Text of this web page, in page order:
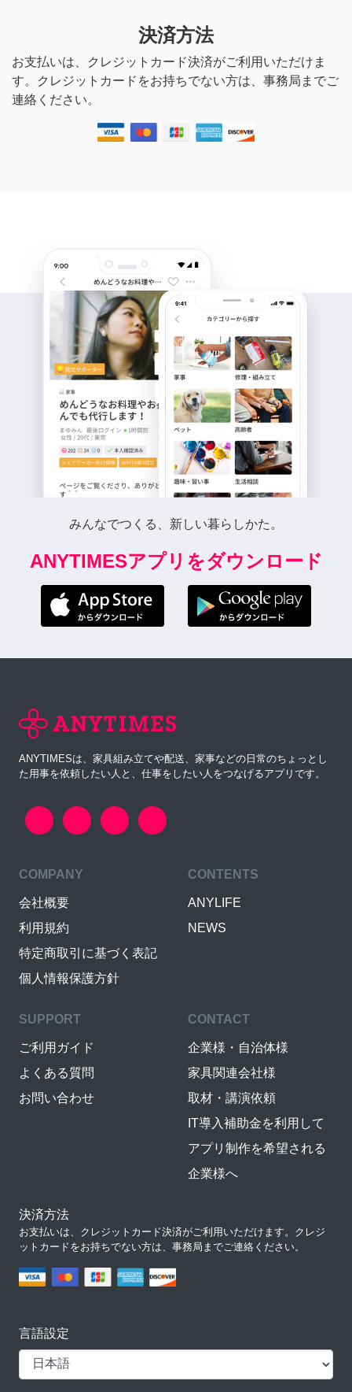
決済方法
お支払いは、クレジットカード決済がご利用いただけま
す。クレジットカードをお持ちでない方は、事務局までご
連絡ください。
みんなでつくる、新しい暮らしかた。
ANYTIMESアプリをダウンロード
ANYTIMESは、家具組み立てや配送、家事などの日常のちょっとし
た用事を依頼したい人と、仕事をしたい人をつなげるアプリです。
COMPANY
会社概要
利用規約
特定商取引に基づく表記
個人情報保護方針
CONTENTS
ANYLIFE
NEWS
SUPPORT
ご利用ガイド
よくある質問
お問い合わせ
CONTACT
企業様・自治体様
家具関連会社様
取材・講演依頼
IT導入補助金を利用して
アプリ制作を希望される
企業様へ
決済方法
お支払いは、クレジットカード決済がご利用いただけます。クレジ
ットカードをお持ちでない方は、事務局までご連絡ください。
言語設定